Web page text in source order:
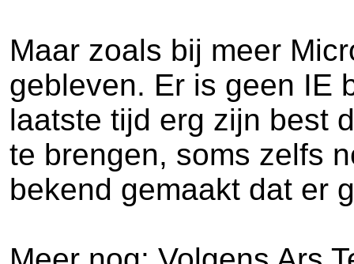
Maar zoals bij meer
gebleven. Er is geen IE
laatste tijd erg zijn best
te brengen, soms zelfs
bekend gemaakt dat er